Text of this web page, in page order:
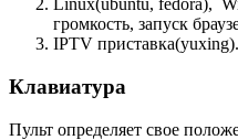
Linux(ubuntu, fedora),
громкость, запуск
IPTV
Клавиатура
Пульт определяет свое